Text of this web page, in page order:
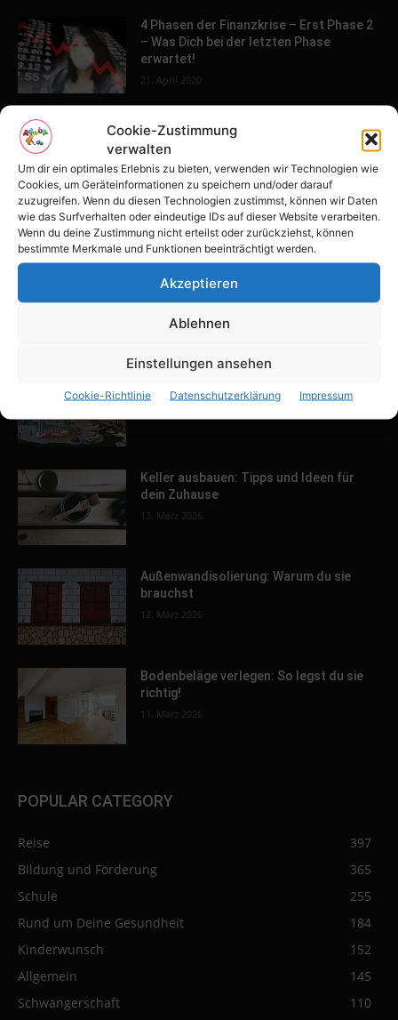
Cookie-Zustimmung
verwalten
Um dir ein optimales Erlebnis zu bieten, verwenden wir Technologien wie
Cookies, um Geräteinformationen zu speichern und/oder darauf
zuzugreifen. Wenn du diesen Technologien zustimmst, können wir Daten
wie das Surfverhalten oder eindeutige IDs auf dieser Website verarbeiten.
Wenn du deine Zustimmung nicht erteilst oder zurückziehst, können
bestimmte Merkmale und Funktionen beeinträchtigt werden.
Akzeptieren
Ablehnen
Einstellungen ansehen
Cookie-Richtlinie Datenschutzerklärung Impressum
4 Phasen der Finanzkrise – Erst Phase 2
– Was Dich bei der letzten Phase
erwartet!
21. April 2020
Weil du mir gehörst – die ARD macht
durch ihren Film Eltern-Kind-
Entfremdung der Öffentlichkeit sichtbar
26. März 2020
POPULAR POSTS
Tulpenfest läutet Frühling in Potsdam
16. April 2026
31. März 2026
Keller ausbauen: Tipps und Ideen für
dein Zuhause
13. März 2026
Außenwandisolierung: Warum du sie
brauchst
12. März 2026
Bodenbeläge verlegen: So legst du sie
richtig!
11. März 2026
POPULAR CATEGORY
Reise
397
Bildung und Förderung
365
Schule
255
Rund um Deine Gesundheit
184
Kinderwunsch
152
Allgemein
145
Schwangerschaft
110